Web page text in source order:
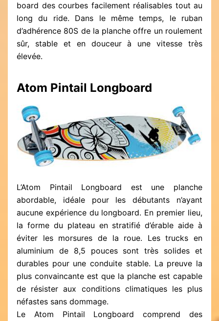
board des courbes facilement réalisables tout au
long du ride. Dans le même temps, le ruban
d’adhérence 80S de la planche offre un roulement
sûr, stable et en douceur à une vitesse très
élevée.
Atom Pintail Longboard
L’Atom Pintail Longboard est une planche
abordable, idéale pour les débutants n’ayant
aucune expérience du longboard. En premier lieu,
la forme du plateau en stratifié d’érable aide à
éviter les morsures de la roue. Les trucks en
aluminium de 8,5 pouces sont très solides et
durables pour une conduite stable. La preuve la
plus convaincante est que la planche est capable
de résister aux conditions climatiques les plus
néfastes sans dommage.
Le Atom Pintail Longboard comprend des